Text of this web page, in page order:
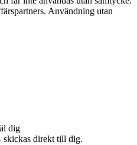
Användning utan
dig
skickas direkt till dig.